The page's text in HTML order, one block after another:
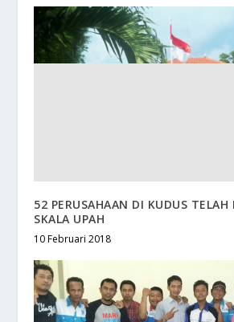
52 PERUSAHAAN DI KUDUS TELAH
SKALA UPAH
10 Februari 2018